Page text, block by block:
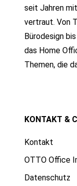
seit Jahren
vertraut. Von
Bürodesign
das Home
Themen, die
KONTAKT &
Kontakt
OTTO Office
Datenschutz